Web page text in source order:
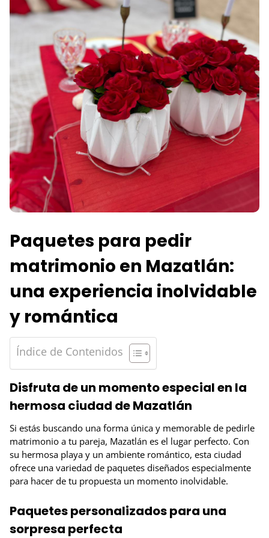
Paquetes para pedir
matrimonio en Mazatlán:
una experiencia inolvidable
y romántica
Índice de Contenidos
Disfruta de un momento especial en la
hermosa ciudad de Mazatlán
Si estás buscando una forma única y memorable de pedirle
matrimonio a tu pareja, Mazatlán es el lugar perfecto. Con
su hermosa playa y un ambiente romántico, esta ciudad
ofrece una variedad de paquetes diseñados especialmente
para hacer de tu propuesta un momento inolvidable.
Paquetes personalizados para una
sorpresa perfecta